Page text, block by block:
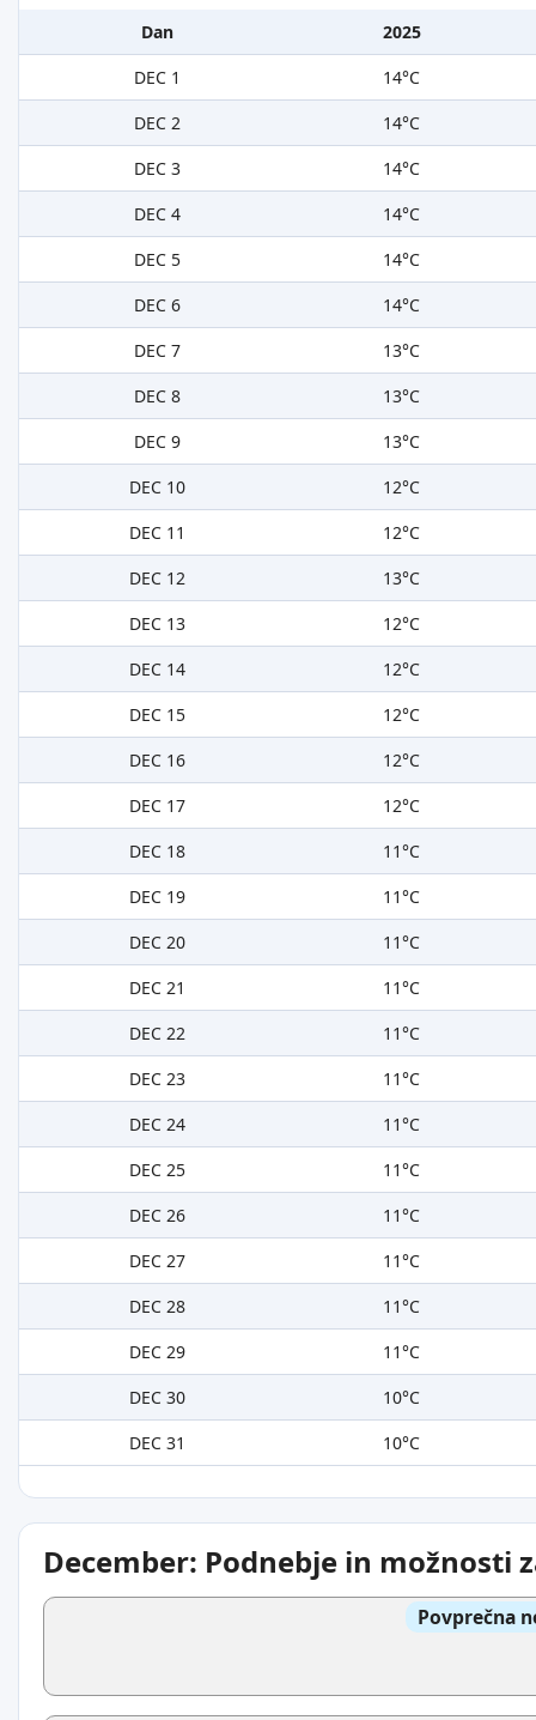
Dan
2025
DEC 1
14°C
DEC 2
14°C
DEC 3
14°C
DEC 4
14°C
DEC 5
14°C
DEC 6
14°C
DEC 7
13°C
DEC 8
13°C
DEC 9
13°C
DEC 10
12°C
DEC 11
12°C
DEC 12
13°C
DEC 13
12°C
DEC 14
12°C
DEC 15
12°C
DEC 16
12°C
DEC 17
12°C
DEC 18
11°C
DEC 19
11°C
DEC 20
11°C
DEC 21
11°C
DEC 22
11°C
DEC 23
11°C
DEC 24
11°C
DEC 25
11°C
DEC 26
11°C
DEC 27
11°C
DEC 28
11°C
DEC 29
11°C
DEC 30
10°C
DEC 31
10°C
December: Podnebje in možnosti
Povprečna